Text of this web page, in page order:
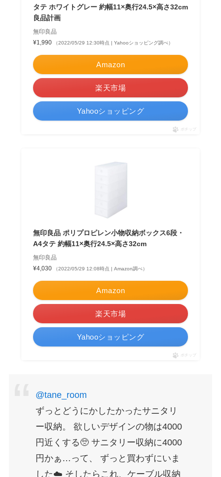
タテ ホワイトグレー 約幅11×奥行24.5×高さ32cm
良品計画
無印良品
¥1,990
（2022/05/29 12:30時点 | Yahooショッピング調べ）
Amazon
楽天市場
Yahooショッピング
ポチップ
無印良品 ポリプロピレン小物収納ボックス6段・
A4タテ 約幅11×奥行24.5×高さ32cm
無印良品
¥4,030
（2022/05/29 12:08時点 | Amazon調べ）
Amazon
楽天市場
Yahooショッピング
ポチップ
@tane_room
ずっとどうにかしたかったサニタリ
ー収納。 欲しいデザインの物は4000
円近くする🥺 サニタリー収納に4000
円かぁ…って、 ずっと買わずにいま
した☁️ そしたらこれ、ケーブル収納